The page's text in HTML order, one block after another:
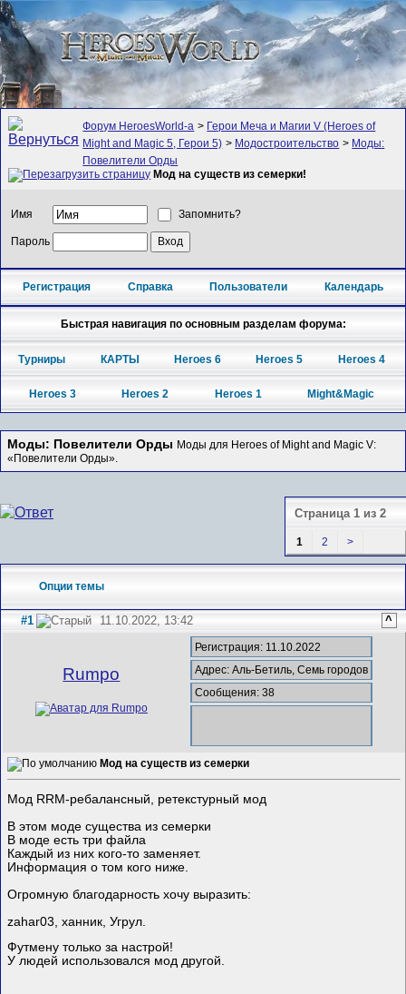
Форум HeroesWorld-а > Герои Меча и Магии V (Heroes of
Might and Magic 5, Герои 5) > Модостроительство > Моды:
Повелители Орды
Мод на существ из семерки!
Имя Запомнить?
Пароль
Регистрация Справка Пользователи Календарь
Быстрая навигация по основным разделам форума:
Турниры КАРТЫ Heroes 6 Heroes 5 Heroes 4
Heroes 3 Heroes 2 Heroes 1 Might&Magic
Моды: Повелители Орды Моды для Heroes of Might and Magic V:
«Повелители Орды».
Страница 1 из 2
1 2 >
Опции темы
#1 11.10.2022, 13:42 ^
Rumpo
Регистрация: 11.10.2022
Адрес: Аль-Бетиль, Семь городов
Сообщения: 38
Мод на существ из семерки
Мод RRM-ребалансный, ретекстурный мод
В этом моде существа из семерки
В моде есть три файла
Каждый из них кого-то заменяет.
Информация о том кого ниже.
Огромную благодарность хочу выразить:
zahar03, ханник, Угрул.
Футмену только за настрой!
У людей использовался мод другой.